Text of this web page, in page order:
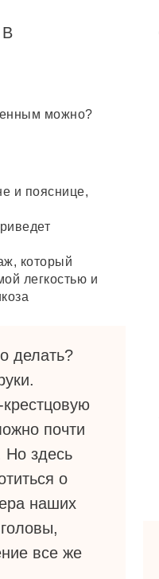
можно?
и пояснице,
который
легкостью и
делать?
почти
Но здесь
о
наших
все же